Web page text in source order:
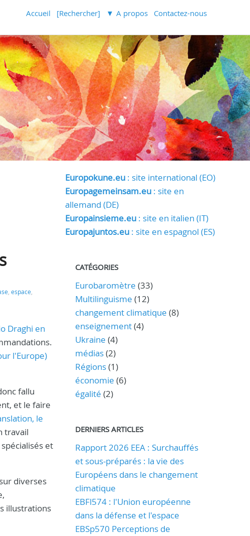
Accueil [Rechercher] A propos Contactez-nous
, espace,
Draghi en
l'Europe)
fallu
et le faire
le
travail
et
diverses
illustrations
Europokune.eu: site international (EO)
Europagemeinsam.eu: site en
allemand (DE)
Europainsieme.eu: site en italien (IT)
Europajuntos.eu: site en espagnol (ES)
CATÉGORIES
Eurobaromètre (33)
Multilinguisme (12)
changement climatique (8)
enseignement(4)
Ukraine (4)
médias(2)
Régions(1)
économie (6)
égalité (2)
DERNIERS ARTICLES
Rapport 2026 EEA : Surchauffés
et sous-préparés : la vie des
Européens dans le changement
climatique
EBFl574 : l'Union européenne
dans la défense et l'espace
EBSp570 Perceptions de